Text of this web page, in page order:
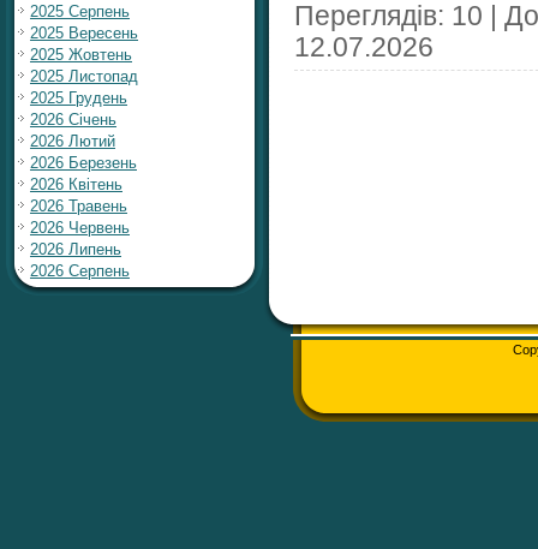
2025 Серпень
2025 Вересень
2025 Жовтень
2025 Листопад
2025 Грудень
2026 Січень
2026 Лютий
2026 Березень
2026 Квітень
2026 Травень
2026 Червень
2026 Липень
2026 Серпень
Переглядів: 10 |
12.07.2026